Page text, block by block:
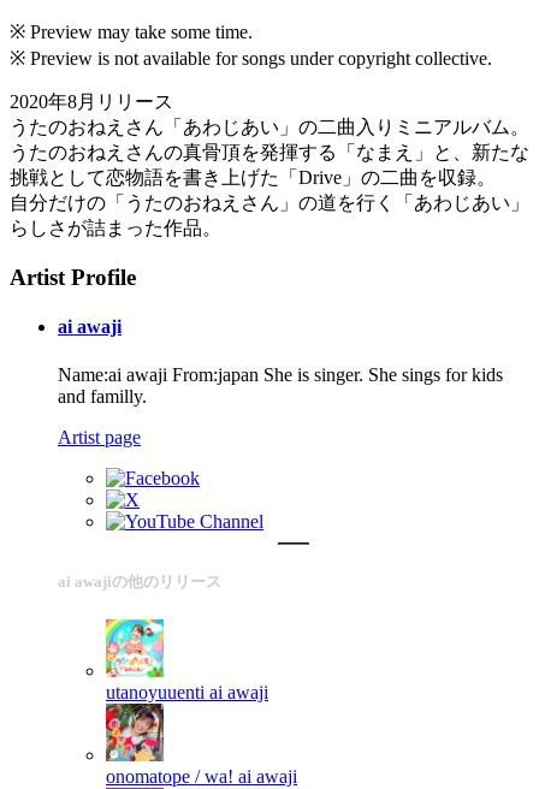
※ Preview may take some time.
※ Preview is not available for songs under copyright collective.
2020年8月リリース
うたのおねえさん「あわじあい」の二曲入りミニアルバム。
うたのおねえさんの真骨頂を発揮する「なまえ」と、新たな
挑戦として恋物語を書き上げた「Drive」の二曲を収録。
自分だけの「うたのおねえさん」の道を行く「あわじあい」
らしさが詰まった作品。
Artist Profile
ai awaji
Name:ai awaji From:japan She is singer. She sings for kids
and familly.
Artist page
ai awajiの他のリリース
utanoyuuenti ai awaji
onomatope / wa! ai awaji